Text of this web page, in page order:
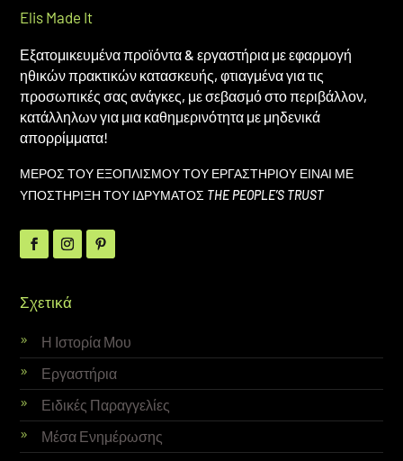
Elis Made It
Εξατομικευμένα προϊόντα & εργαστήρια με εφαρμογή
ηθικών πρακτικών κατασκευής, φτιαγμένα για τις
προσωπικές σας ανάγκες, με σεβασμό στο περιβάλλον,
κατάλληλων για μια καθημερινότητα με μηδενικά
απορρίμματα!
ΜΕΡΟΣ ΤΟΥ ΕΞΟΠΛΙΣΜΟΥ ΤΟΥ ΕΡΓΑΣΤΗΡΙΟΥ ΕΙΝΑΙ ΜΕ
ΥΠΟΣΤΗΡΙΞΗ ΤΟΥ ΙΔΡΥΜΑΤΟΣ THE PEOPLE’S TRUST
Σχετικά
Η Ιστορία Μου
Εργαστήρια
Ειδικές Παραγγελίες
Μέσα Ενημέρωσης